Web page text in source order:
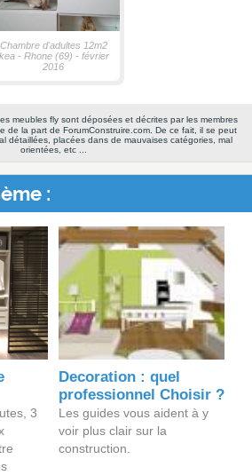
Chambre d'adultes 12m2
- Rhone (69) - février
2016
meubles fly sont déposées et décrites par les membres
de la part de ForumConstruire.com. De ce fait, il se peut
détaillées, placées dans de mauvaises catégories, mal
orientées, etc ...
:
3
Decoration : quel
professionnel Choisir ?
Les guides vous aident à y
voir plus clair sur la
construction.